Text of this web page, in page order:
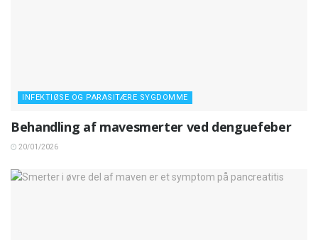
INFEKTIØSE OG PARASITÆRE SYGDOMME
Behandling af mavesmerter ved denguefeber
20/01/2026